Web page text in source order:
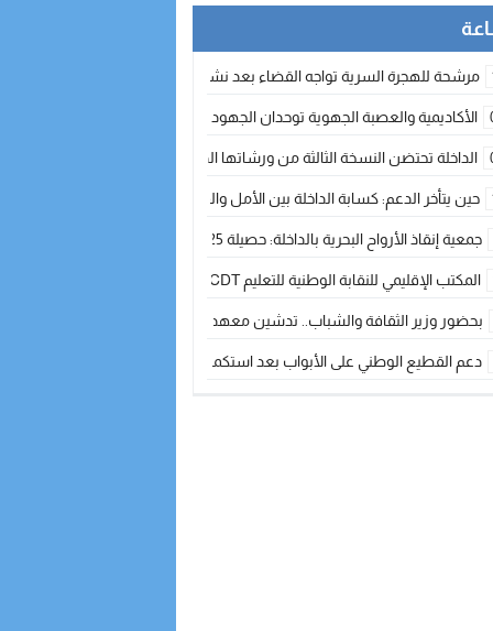
مرشحة للهجرة السرية تواجه القضاء بعد نشر معطيات مضللة
الأكاديمية والعصبة الجهوية توحدان الجهود لتطوير الممارسة الكروية بجهة
الداخلة تحتضن النسخة الثالثة من ورشاتها الدولية: تكوين متخصص في التراث
حين يتأخر الدعم: كسابة الداخلة بين الأمل والقلق ؟
جمعية إنقاذ الأرواح البحرية بالداخلة: حصيلة 2025 بين مهام الإنقاذ ومشروع “دار البحار”
المكتب الإقليمي للنقابة الوطنية للتعليم CDT يجتمع مع المدير الإقليمي لمناقشة ملفات جوهرية لنساء ورجال التعليم
بحضور وزير الثقافة والشباب.. تدشين معهد الموسيقى والفنون الكوريغرافية بالداخلة
دعم القطيع الوطني على الأبواب بعد استكمال الترقيم… الفلاحة المغربية